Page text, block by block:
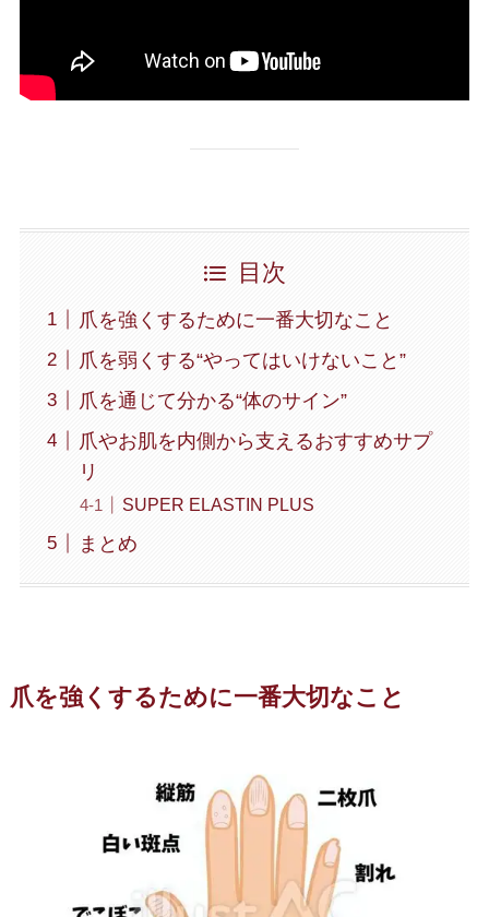
目次
爪を強くするために一番大切なこと
爪を弱くする“やってはいけないこと”
爪を通じて分かる“体のサイン”
爪やお肌を内側から支えるおすすめサプ
リ
SUPER ELASTIN PLUS
まとめ
爪を強くするために一番大切なこと